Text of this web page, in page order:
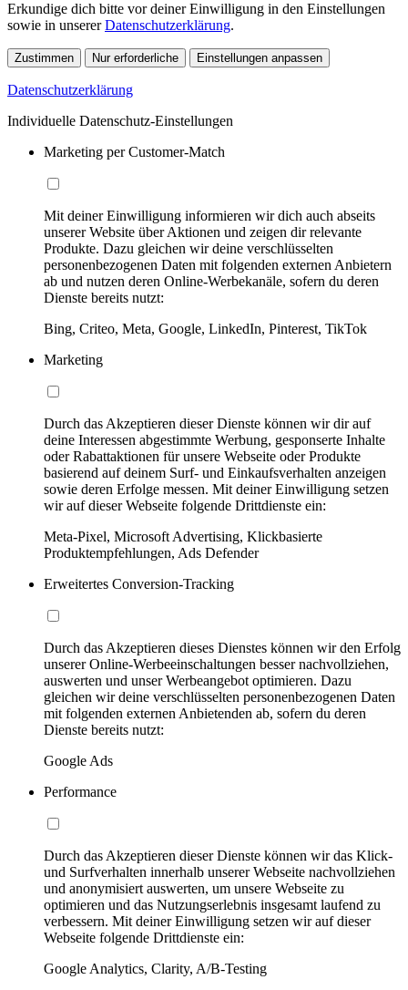
Erkundige dich bitte vor deiner Einwilligung in den Einstellungen
sowie in unsererDatenschutzerklärung.
Zustimmen Nur erforderliche Einstellungen anpassen
Datenschutzerklärung
Individuelle Datenschutz-Einstellungen
Marketing per Customer-Match
Mit deiner Einwilligung informieren wir dich auch abseits
unserer Website über Aktionen und zeigen dir relevante
Produkte. Dazu gleichen wir deine verschlüsselten
personenbezogenen Daten mit folgenden externen Anbietern
ab und nutzen deren Online-Werbekanäle, sofern du deren
Dienste bereits nutzt:
Bing, Criteo, Meta, Google, LinkedIn, Pinterest, TikTok
Marketing
Durch das Akzeptieren dieser Dienste können wir dir auf
deine Interessen abgestimmte Werbung, gesponserte Inhalte
oder Rabattaktionen für unsere Webseite oder Produkte
basierend auf deinem Surf- und Einkaufsverhalten anzeigen
sowie deren Erfolge messen. Mit deiner Einwilligung setzen
wir auf dieser Webseite folgende Drittdienste ein:
Meta-Pixel, Microsoft Advertising, Klickbasierte
Produktempfehlungen, Ads Defender
Erweitertes Conversion-Tracking
Durch das Akzeptieren dieses Dienstes können wir den Erfolg
unserer Online-Werbeeinschaltungen besser nachvollziehen,
auswerten und unser Werbeangebot optimieren. Dazu
gleichen wir deine verschlüsselten personenbezogenen Daten
mit folgenden externen Anbietenden ab, sofern du deren
Dienste bereits nutzt:
Google Ads
Performance
Durch das Akzeptieren dieser Dienste können wir das Klick-
und Surfverhalten innerhalb unserer Webseite nachvollziehen
und anonymisiert auswerten, um unsere Webseite zu
optimieren und das Nutzungserlebnis insgesamt laufend zu
verbessern. Mit deiner Einwilligung setzen wir auf dieser
Webseite folgende Drittdienste ein:
Google Analytics, Clarity, A/B-Testing